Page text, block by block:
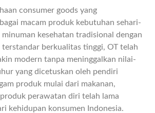
consumer goods yang
macam produk kebutuhan sehari-
kesehatan tradisional dengan
terstandar berkualitas tinggi, OT telah
modern tanpa meninggalkan nilai-
yang dicetuskan oleh pendiri
produk mulai dari makanan,
perawatan diri telah lama
kehidupan konsumen Indonesia.